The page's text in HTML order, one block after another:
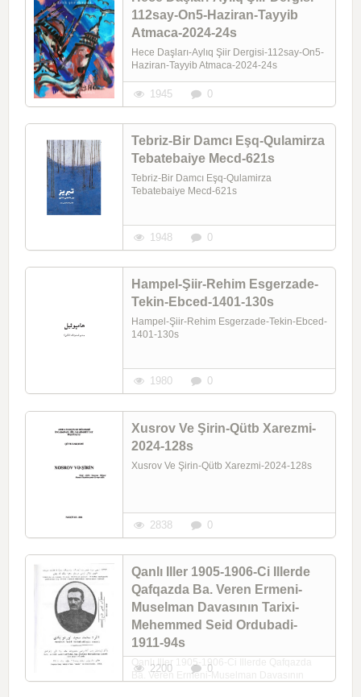
112say-On5-Haziran-Tayyib
Atmaca-2024-24s
Hece Daşları-Aylıq Şiir Dergisi-112say-On5-
Haziran-Tayyib Atmaca-2024-24s
1945 0
Tebriz-Bir Damcı Eşq-Qulamirza
Tebatebaiye Mecd-621s
Tebriz-Bir Damcı Eşq-Qulamirza
Tebatebaiye Mecd-621s
1948 0
Hampel-Şiir-Rehim Esgerzade-
Tekin-Ebced-1401-130s
Hampel-Şiir-Rehim Esgerzade-Tekin-Ebced-
1401-130s
1980 0
Xusrov Ve Şirin-Qütb Xarezmi-
2024-128s
Xusrov Ve Şirin-Qütb Xarezmi-2024-128s
2838 0
Qanlı Iller 1905-1906-Ci Illerde
Qafqazda Ba. Veren Ermeni-
Muselman Davasının Tarixi-
Mehemmed Seid Ordubadi-
1911-94s
Qanlı Iller 1905-1906-Ci Illerde Qafqazda
Ba. Veren Ermeni-Muselman Davasının
2200 0